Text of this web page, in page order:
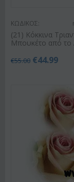
ΚΩΔΙΚΟΣ:
(21) Κόκκινα
Μπουκέτο από το
€55.00 €44.99